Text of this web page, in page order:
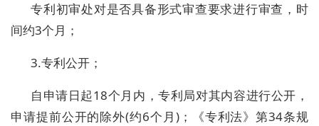
专利初审处对是否具备形式审查要求进行审查，时
间约3个月；
3.专利公开；
自申请日起18个月内，专利局对其内容进行公开，
申请提前公开的除外(约6个月)；《专利法》第34条规